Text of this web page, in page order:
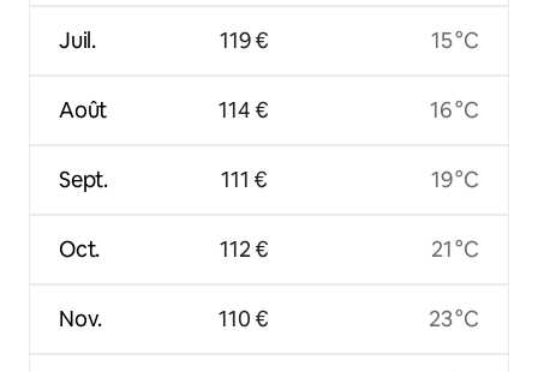
Juil.
Août
Sept.
Oct.
Nov.
119 €
114 €
111 €
112 €
110 €
15 °C
16 °C
19 °C
21 °C
23 °C